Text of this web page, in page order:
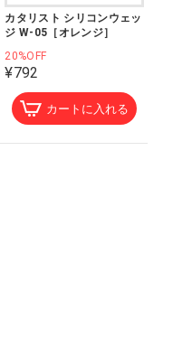
カタリスト シリコンウェッ
ジ W-05［オレンジ］
20%OFF
¥792
カートに入れる